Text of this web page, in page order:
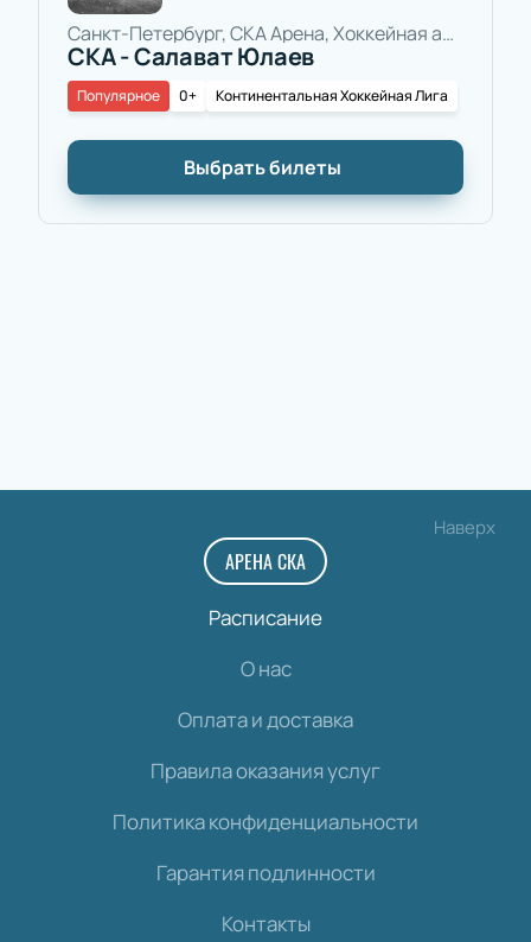
Санкт-Петербург, СКА Арена, Хоккейная арена
СКА - Салават Юлаев
0+ Континентальная Хоккейная Лига
Популярное
Выбрать билеты
Наверх
АРЕНА СКА
Расписание
О нас
Оплата и доставка
Правила оказания услуг
Политика конфиденциальности
Гарантия подлинности
Контакты